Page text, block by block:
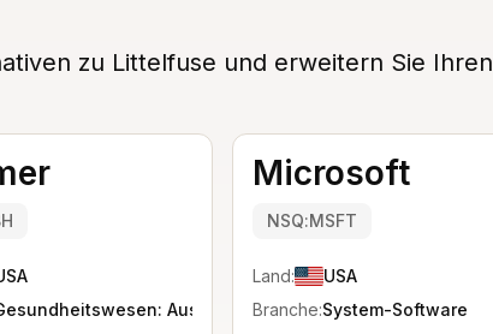
zu Littelfuse und erweitern Sie Ihren
Ausstattung
Microsoft
NSQ:MSFT
Land:
USA
Branche:System-Software